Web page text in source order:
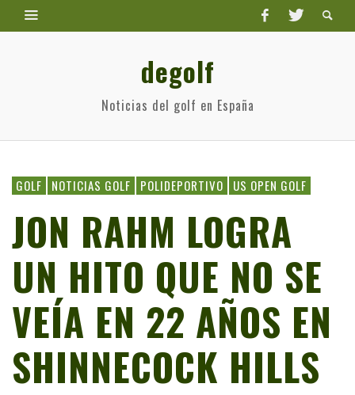
degolf
Noticias del golf en España
GOLF NOTICIAS GOLF POLIDEPORTIVO US OPEN GOLF
JON RAHM LOGRA
UN HITO QUE NO SE
VEÍA EN 22 AÑOS EN
SHINNECOCK HILLS